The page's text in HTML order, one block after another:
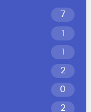
7
1
1
2
0
2